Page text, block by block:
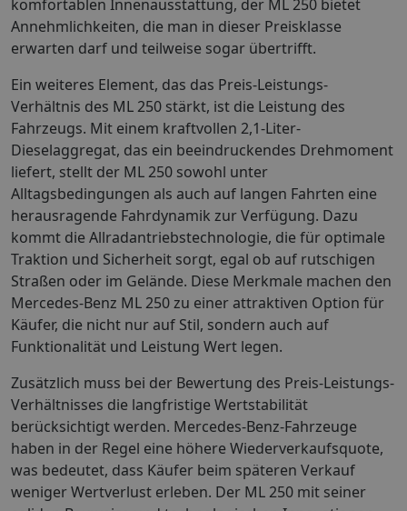
komfortablen Innenausstattung, der ML 250 bietet
Annehmlichkeiten, die man in dieser Preisklasse
erwarten darf und teilweise sogar übertrifft.
Ein weiteres Element, das das Preis-Leistungs-
Verhältnis des ML 250 stärkt, ist die Leistung des
Fahrzeugs. Mit einem kraftvollen 2,1-Liter-
Dieselaggregat, das ein beeindruckendes Drehmoment
liefert, stellt der ML 250 sowohl unter
Alltagsbedingungen als auch auf langen Fahrten eine
herausragende Fahrdynamik zur Verfügung. Dazu
kommt die Allradantriebstechnologie, die für optimale
Traktion und Sicherheit sorgt, egal ob auf rutschigen
Straßen oder im Gelände. Diese Merkmale machen den
Mercedes-Benz ML 250 zu einer attraktiven Option für
Käufer, die nicht nur auf Stil, sondern auch auf
Funktionalität und Leistung Wert legen.
Zusätzlich muss bei der Bewertung des Preis-Leistungs-
Verhältnisses die langfristige Wertstabilität
berücksichtigt werden. Mercedes-Benz-Fahrzeuge
haben in der Regel eine höhere Wiederverkaufsquote,
was bedeutet, dass Käufer beim späteren Verkauf
weniger Wertverlust erleben. Der ML 250 mit seiner